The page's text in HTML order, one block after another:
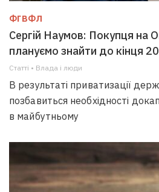
ФГВФЛ
Сергій Наумов: Покупця на
плануємо знайти до кінця
Статті • Влада i люди
В результаті приватизації
позбавиться необхідності
в майбутньому